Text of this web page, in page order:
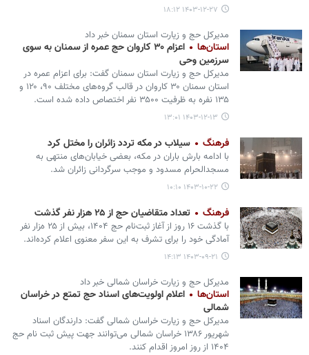
۱۴۰۳-۱۲-۲۷ ۱۸:۱۲
مدیرکل حج و زیارت استان سمنان خبر داد
استان‌ها
اعزام ۳۰ کاروان حج عمره از سمنان به سوی
سرزمین وحی
مدیرکل حج و زیارت استان سمنان گفت: برای اعزام عمره در
استان سمنان ۳۰ کاروان در قالب گروه‌های مختلف ۹۰، ۱۲۰ و
۱۳۵ نفره به ظرفیت ۳۵۰۰ نفر اختصاص داده شده است.
۱۴۰۳-۱۲-۱۳ ۱۳:۰۱
فرهنگ سیلاب در مکه تردد زائران را مختل کرد
با ادامه بارش باران در مکه، بعضی خیابان‌های منتهی به
مسجدالحرام مسدود و موجب سرگردانی زائران شد.
۱۴۰۳-۱۰-۲۲ ۱۰:۱۰
فرهنگ تعداد متقاضیان حج از ۲۵ هزار نفر گذشت
با گذشت ۱۶ روز از آغاز ثبت‌نام حج ۱۴۰۴، بیش از ۲۵ هزار نفر
آمادگی خود را برای تشرف به این سفر معنوی اعلام‌ کرده‌اند.
۱۴۰۳-۰۹-۲۱ ۱۴:۱۳
مدیرکل حج و زیارت خراسان شمالی خبر داد
استان‌ها
اعلام اولویت‌های اسناد حج تمتع در خراسان
شمالی
مدیرکل حج و زیارت خراسان شمالی گفت: دارندگان اسناد
شهریور ۱۳۸۶ خراسان شمالی می‌توانند جهت پیش ثبت نام حج
۱۴۰۴ از روز امروز اقدام کنند.